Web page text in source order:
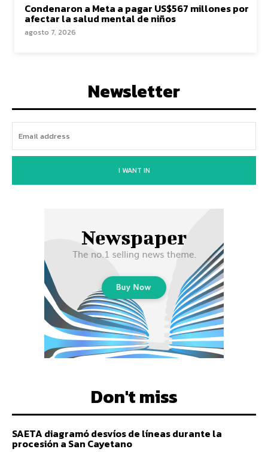
Condenaron a Meta a pagar US$567 millones por
afectar la salud mental de niños
agosto 7, 2026
Newsletter
I WANT IN
Don't miss
SAETA diagramó desvíos de líneas durante la
procesión a San Cayetano